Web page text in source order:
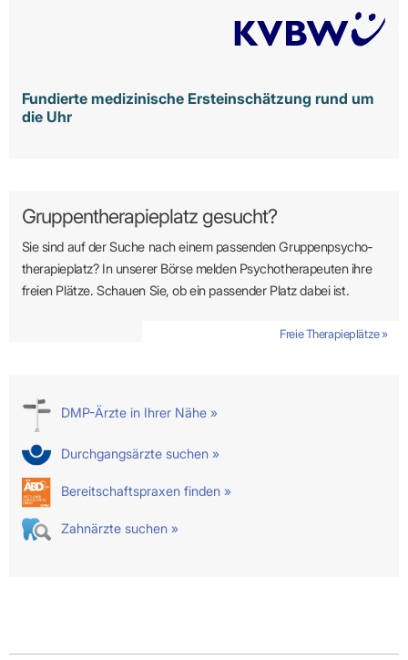
Fundierte medizinische Ersteinschätzung rund um
die Uhr
Gruppentherapieplatz gesucht?
Sie sind auf der Suche nach einem passenden Gruppen­psycho­
therapie­platz? In unserer Börse melden Psycho­­thera­­peuten ihre
freien Plätze. Schauen Sie, ob ein passender Platz dabei ist.
Freie Therapieplätze »
DMP-Ärzte in Ihrer Nähe »
Durchgangsärzte suchen »
Bereitschaftspraxen finden »
Zahnärzte suchen »